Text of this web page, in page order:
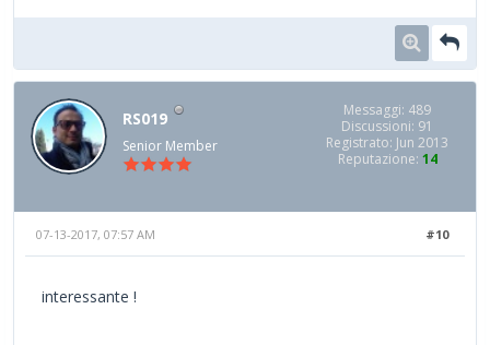
RS019
Senior Member
Messaggi: 489
Discussioni: 91
Registrato: Jun 2013
Reputazione: 14
#10
07-13-2017, 07:57 AM
interessante !